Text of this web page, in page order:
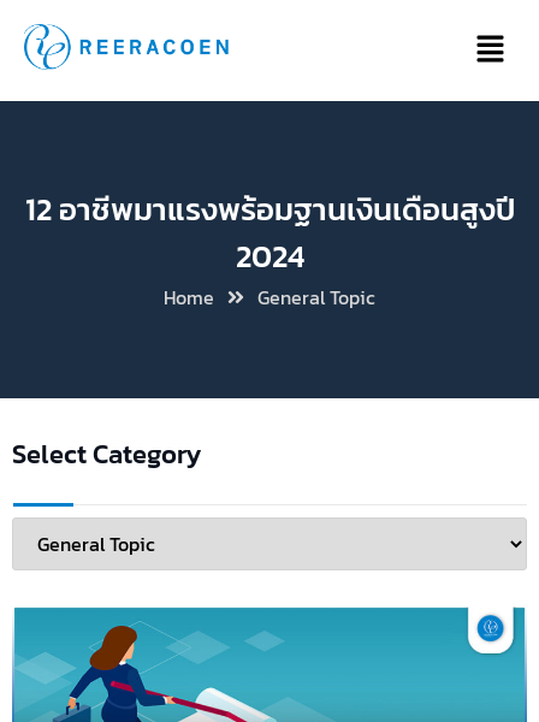
12 อาชีพมาแรงพร้อมฐานเงินเดือนสูงปี
2024
Home General Topic
Select Category